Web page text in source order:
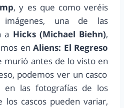
, y es que como veréis
una de las
a Hicks (Michael Biehn),
en Aliens: El Regreso
murió antes de lo visto en
podemos ver un casco
en las fotografías de los
los cascos pueden variar,